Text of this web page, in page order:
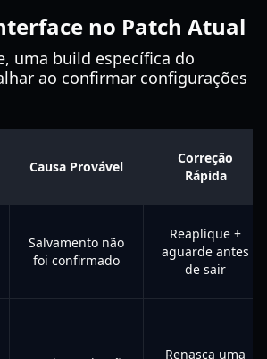
no Patch Atual
uma build específica do
ao confirmar configurações
Causa Provável
Correção
Rápida
Salvamento não
foi confirmado
Reaplique +
aguarde antes
de sair
Renasça uma